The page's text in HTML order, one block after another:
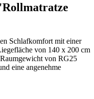
Schlafkomfort mit einer
von 140 x 200 cm
von RG25
eine angenehme